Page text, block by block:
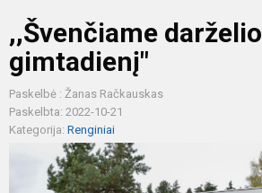
,,Švenčiame darželio
gimtadienį"
Paskelbė : Žanas Račkauskas
Paskelbta: 2022-10-21
Kategorija: Renginiai